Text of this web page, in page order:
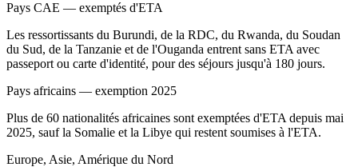
Pays CAE — exemptés d'ETA
Les ressortissants du Burundi, de la RDC, du Rwanda, du Soudan
du Sud, de la Tanzanie et de l'Ouganda entrent sans ETA avec
passeport ou carte d'identité, pour des séjours jusqu'à 180 jours.
Pays africains — exemption 2025
Plus de 60 nationalités africaines sont exemptées d'ETA depuis mai
2025, sauf la Somalie et la Libye qui restent soumises à l'ETA.
Europe, Asie, Amérique du Nord